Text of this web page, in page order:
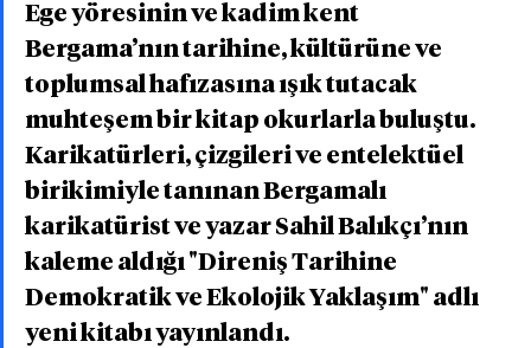
Ege yöresinin ve kadim kent
Bergama’nın tarihine, kültürüne ve
toplumsal hafızasına ışık tutacak
muhteşem bir kitap okurlarla buluştu.
Karikatürleri, çizgileri ve entelektüel
birikimiyle tanınan Bergamalı
karikatürist ve yazar Sahil Balıkçı’nın
kaleme aldığı "Direniş Tarihine
Demokratik ve Ekolojik Yaklaşım" adlı
yeni kitabı yayınlandı.